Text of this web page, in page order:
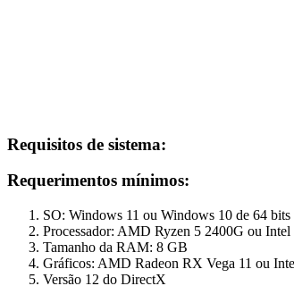
Requisitos de sistema:
Requerimentos mínimos:
SO: Windows 11 ou Windows 10 de 64 bits
Processador: AMD Ryzen 5 2400G ou
Tamanho da RAM: 8 GB
Gráficos: AMD Radeon RX Vega 11 ou
Versão 12 do DirectX